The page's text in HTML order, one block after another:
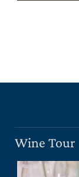
Wine Tour